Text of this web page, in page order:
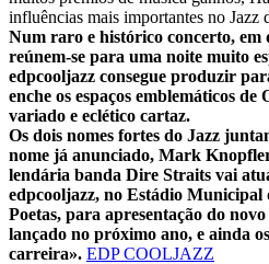
influências mais importantes no Jazz
Num raro e histórico concerto, em
reúnem-se para uma noite muito
edpcooljazz consegue produzir
enche os espaços emblemáticos
variado e eclético cartaz.
Os dois nomes fortes do Jazz
nome já anunciado, Mark
lendária banda Dire Straits vai
edpcooljazz, no Estádio Municipal
Poetas, para apresentação do
lançado no próximo ano, e ainda
carreira». EDP COOLJAZZ